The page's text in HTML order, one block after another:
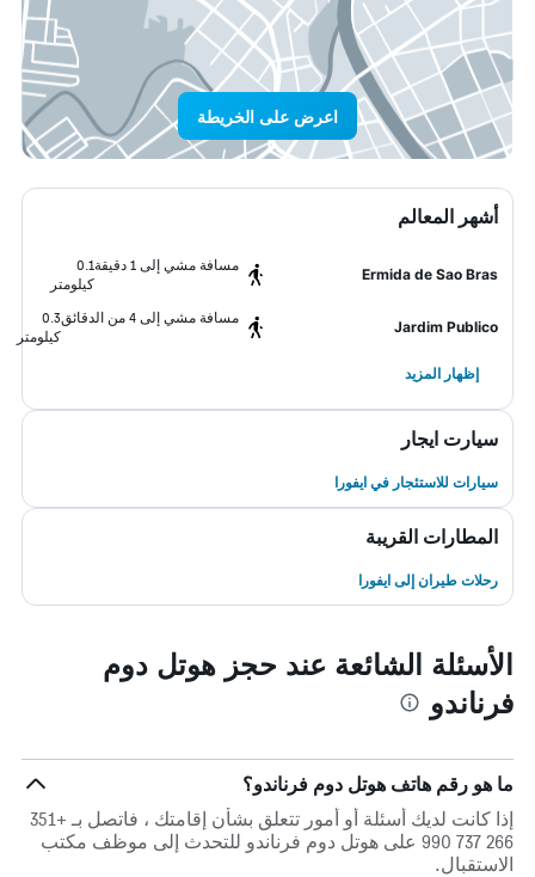
اعرض على الخريطة
أشهر المعالم
Ermida de Sao Bras
مسافة مشي إلى 1 دقيقة
0.1
كيلومتر
Jardim Publico
مسافة مشي إلى 4 من الدقائق
0.3
كيلومتر
إظهار المزيد
سيارت ايجار
سيارات للاستئجار في ايفورا
المطارات القريبة
رحلات طيران إلى ايفورا
الأسئلة الشائعة عند حجز هوتل دوم
فرناندو
ما هو رقم هاتف هوتل دوم فرناندو؟
إذا كانت لديك أسئلة أو أمور تتعلق بشأن إقامتك ، فاتصل بـ +351
266 737 990 على هوتل دوم فرناندو للتحدث إلى موظف مكتب
الاستقبال.